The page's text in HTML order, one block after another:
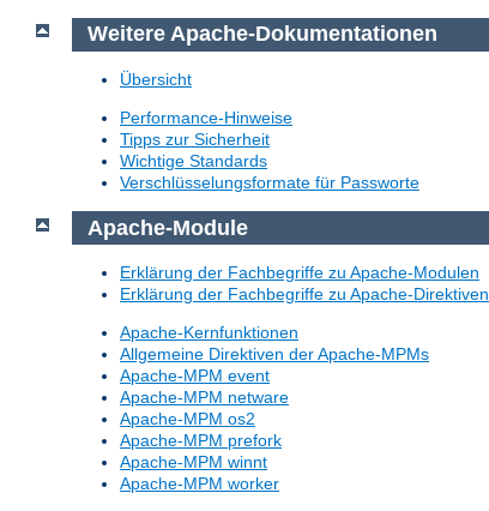
Weitere Apache-Dokumentationen
Übersicht
Performance-Hinweise
Tipps zur Sicherheit
Wichtige Standards
Verschlüsselungsformate für Passworte
Apache-Module
Erklärung der Fachbegriffe zu Apache-Modulen
Erklärung der Fachbegriffe zu Apache-Direktiven
Apache-Kernfunktionen
Allgemeine Direktiven der Apache-MPMs
Apache-MPM event
Apache-MPM netware
Apache-MPM os2
Apache-MPM prefork
Apache-MPM winnt
Apache-MPM worker